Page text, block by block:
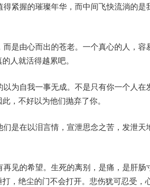
紧握的璀璨年华，而中间飞快流淌的是
是由心而出的苍老。一个真心的人，容
人就活得越累吧。
为自我一事无成。不是只有你一个人在
，不好以为他们抛弃了你。
是在以泪言情，宣泄思念之苦，发泄天
见的希望。生死的离别，是痛，是肝肠
，绝尘的门不会打开。悲伤犹可忍受，